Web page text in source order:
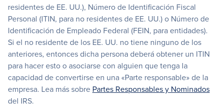
residentes de EE. UU.), Número de Identificación Fiscal
Personal (ITIN, para no residentes de EE. UU.) o Número de
Identificación de Empleado Federal (FEIN, para entidades).
Si el no residente de los EE. UU. no tiene ninguno de los
anteriores, entonces dicha persona deberá obtener un ITIN
para hacer esto o asociarse con alguien que tenga la
capacidad de convertirse en una «Parte responsable» de la
empresa. Lea más sobre Partes Responsables y Nominados
del IRS.